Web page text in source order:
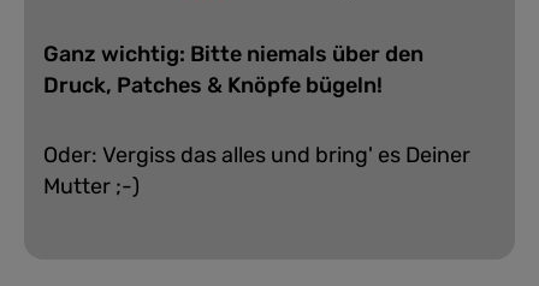
Ganz wichtig: Bitte niemals über den
Druck, Patches & Knöpfe bügeln!
Oder: Vergiss das alles und bring' es Deiner
Mutter ;-)